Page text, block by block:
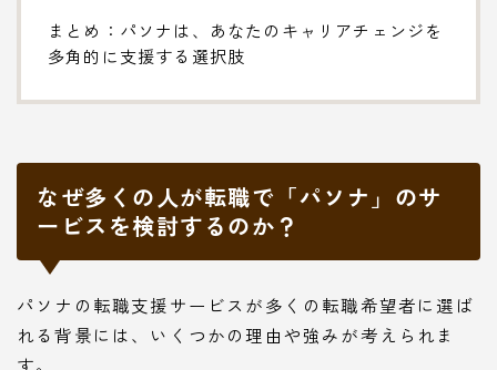
まとめ：パソナは、あなたのキャリアチェンジを
多角的に支援する選択肢
なぜ多くの人が転職で「パソナ」のサ
ービスを検討するのか？
パソナの転職支援サービスが多くの転職希望者に選ば
れる背景には、いくつかの理由や強みが考えられま
す。